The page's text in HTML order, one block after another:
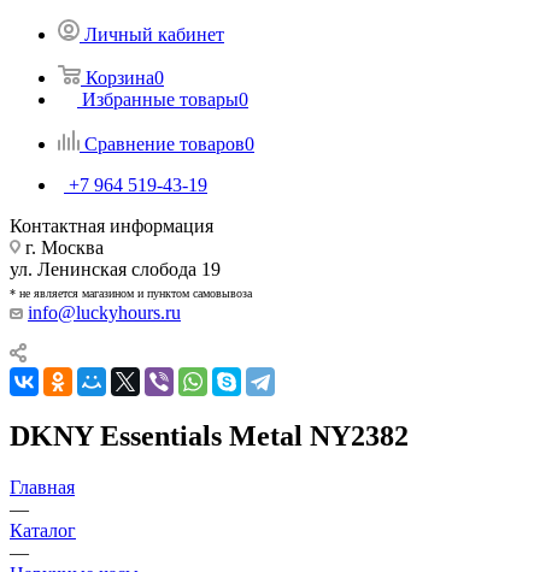
Личный кабинет
Корзина0
Избранные товары0
Сравнение товаров0
+7 964 519-43-19
Контактная информация
г. Москва
ул. Ленинская слобода 19
* не является магазином и пунктом самовывоза
info@luckyhours.ru
DKNY Essentials Metal NY2382
Главная
—
Каталог
—